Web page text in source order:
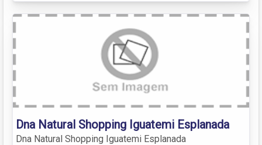
Dna Natural Shopping Iguatemi Esplanada
Dna Natural Shopping Iguatemi Esplanada